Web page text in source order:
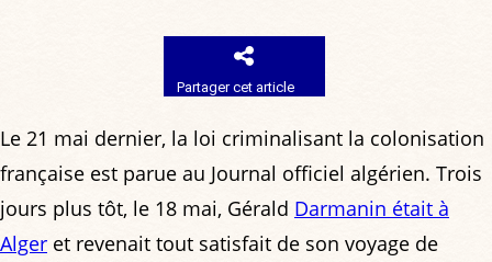
Partager cet article
Le 21 mai dernier, la loi criminalisant la colonisation
française est parue au Journal officiel algérien. Trois
jours plus tôt, le 18 mai, Gérald Darmanin était à
Alger et revenait tout satisfait de son voyage de